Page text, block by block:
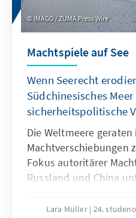
IMAGO / ZUMA Press Wire
Machtspiele auf See
Wenn Seerecht
Südchinesisches
sicherheitspolitische
Die Weltmeere
Machtverschiebungen
Fokus autoritärer
Russland und China
formen – eine Praxis,
Lara Müller 24.